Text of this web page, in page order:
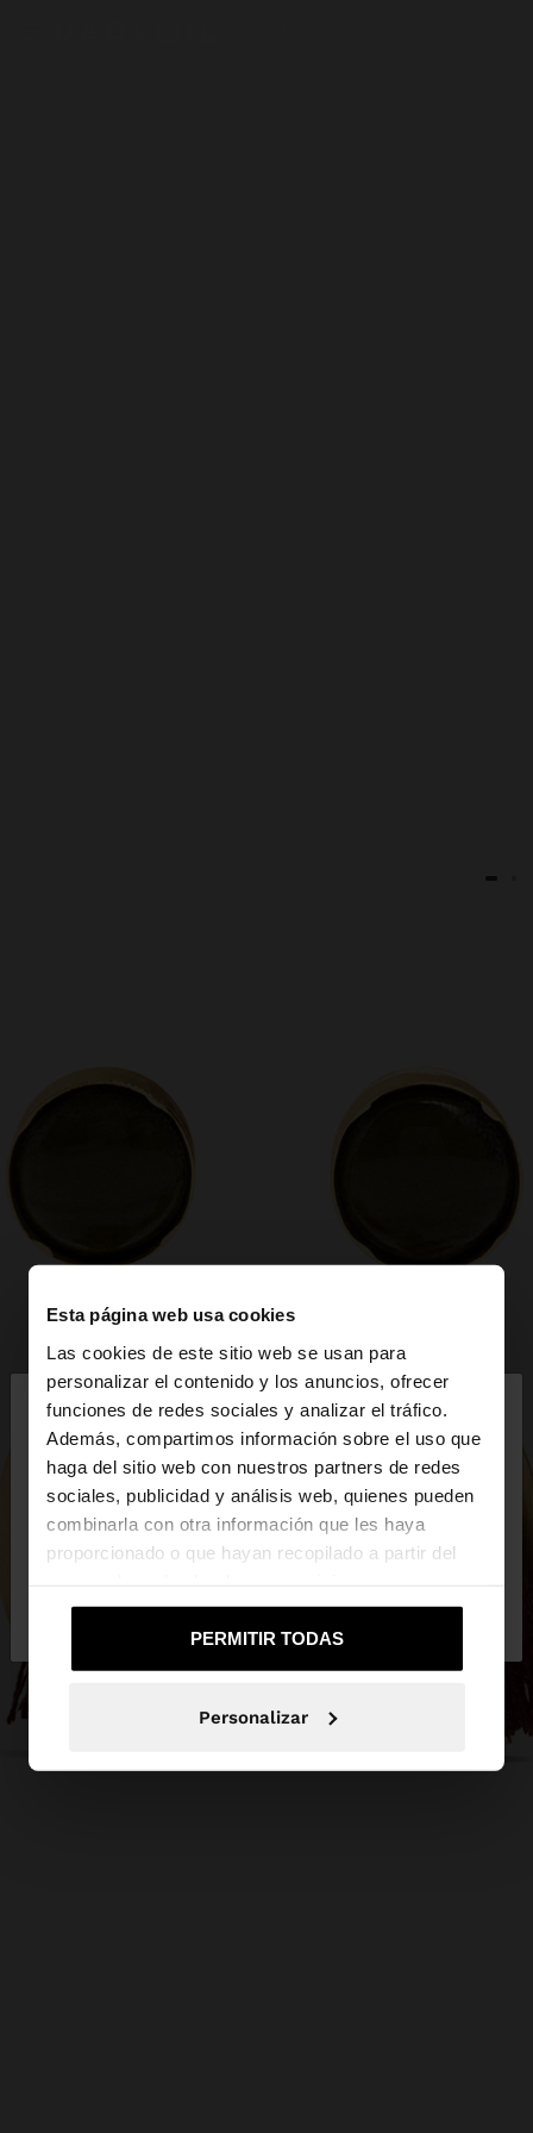
Esta página web usa cookies
Las cookies de este sitio web se usan para
personalizar el contenido y los anuncios, ofrecer
funciones de redes sociales y analizar el tráfico.
Además, compartimos información sobre el uso que
haga del sitio web con nuestros partners de redes
sociales, publicidad y análisis web, quienes pueden
combinarla con otra información que les haya
proporcionado o que hayan recopilado a partir del
PERMITIR TODAS
Personalizar
hola
Estás accediendo a la web de España. ¿Quieres ir a
la web de United States?